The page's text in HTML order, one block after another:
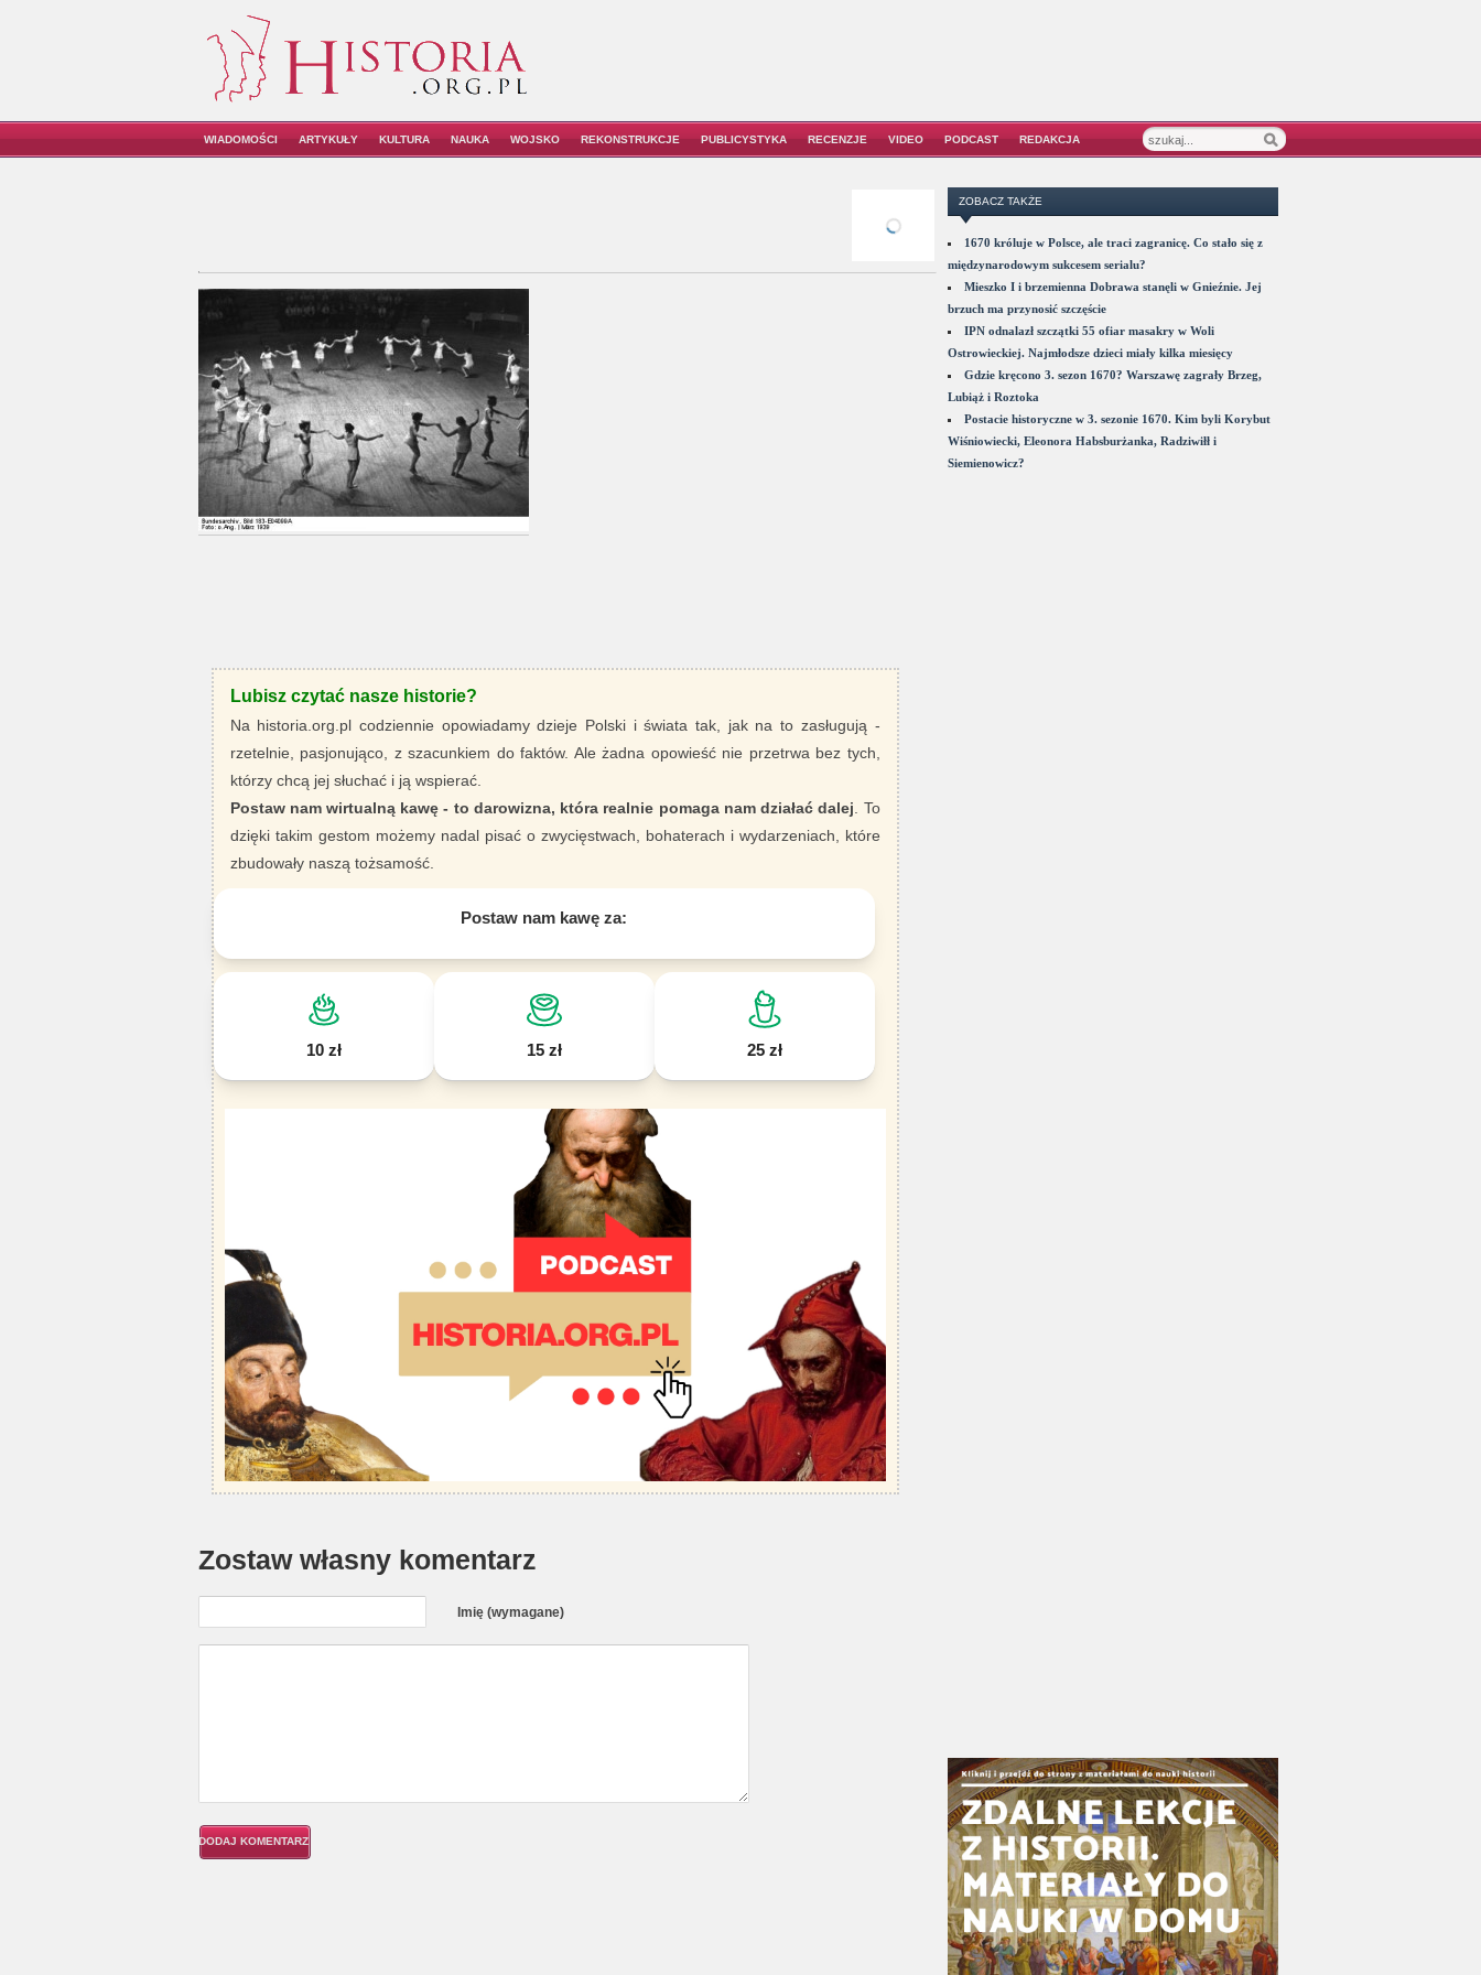
WIADOMOŚCI ARTYKUŁY KULTURA NAUKA WOJSKO REKONSTRUKCJE PUBLICYSTYKA RECENZJE VIDEO PODCAST REDAKCJA
Lubisz czytać nasze historie?
Na historia.org.pl codziennie opowiadamy dzieje Polski i świata tak, jak na to zasługują -
rzetelnie, pasjonująco, z szacunkiem do faktów. Ale żadna opowieść nie przetrwa bez tych,
którzy chcą jej słuchać i ją wspierać.
Postaw nam wirtualną kawę - to darowizna, która realnie pomaga nam działać dalej . To
dzięki takim gestom możemy nadal pisać o zwycięstwach, bohaterach i wydarzeniach, które
zbudowały naszą tożsamość.
Postaw nam kawę za:
10 zł 15 zł 25 zł
Zostaw własny komentarz
Imię (wymagane)
ZOBACZ TAKŻE
1670 króluje w Polsce, ale traci zagranicę. Co stało się z
międzynarodowym sukcesem serialu?
Mieszko I i brzemienna Dobrawa stanęli w Gnieźnie. Jej
brzuch ma przynosić szczęście
IPN odnalazł szczątki 55 ofiar masakry w Woli
Ostrowieckiej. Najmłodsze dzieci miały kilka miesięcy
Gdzie kręcono 3. sezon 1670? Warszawę zagrały Brzeg,
Lubiąż i Roztoka
Postacie historyczne w 3. sezonie 1670. Kim byli Korybut
Wiśniowiecki, Eleonora Habsburżanka, Radziwiłł i
Siemienowicz?